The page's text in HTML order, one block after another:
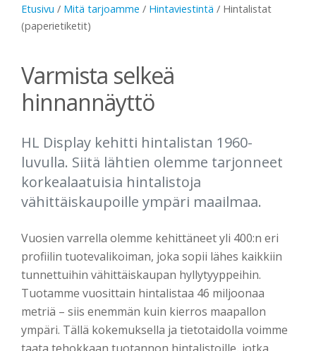
Etusivu / Mitä tarjoamme / Hintaviestintä / Hintalistat
(paperietiketit)
Varmista selkeä
hinnannäyttö
HL Display kehitti hintalistan 1960-
luvulla. Siitä lähtien olemme tarjonneet
korkealaatuisia hintalistoja
vähittäiskaupoille ympäri maailmaa.
Vuosien varrella olemme kehittäneet yli 400:n eri
profiilin tuotevalikoiman, joka sopii lähes kaikkiin
tunnettuihin vähittäiskaupan hyllytyyppeihin.
Tuotamme vuosittain hintalistaa 46 miljoonaa
metriä – siis enemmän kuin kierros maapallon
ympäri. Tällä kokemuksella ja tietotaidolla voimme